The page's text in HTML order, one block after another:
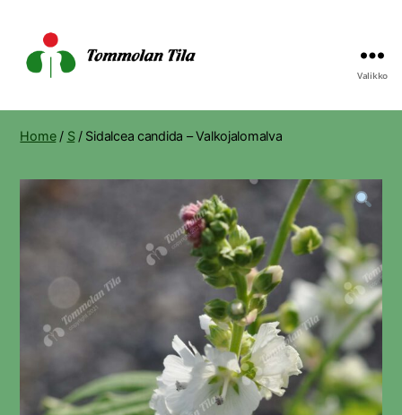
Tila
Valikko
Home/ S/ Sidalcea candida – Valkojalomalva